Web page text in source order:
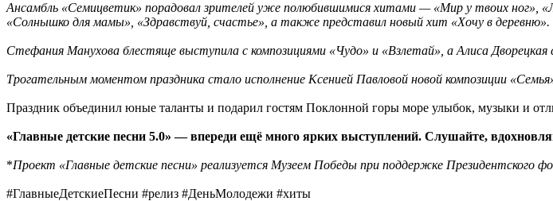
Ансамбль «Семицветик» порадовал зрителей уже полюбившимися хитами — «Мир у твоих ног»,
«Солнышко для мамы», «Здравствуй, счастье», а также представил новый хит «Хочу в деревню».
Стефания Манухова блестяще выступила с композициями «Чудо» и «Взлетай», а Алиса Дворецкая
Трогательным моментом праздника стало исполнение Ксенией Павловой новой композиции
Праздник объединил юные таланты и подарил гостям Поклонной горы море улыбок, музыки и
«Главные детские песни 5.0» — впереди ещё много ярких выступлений. Слушайте,
*Проект «Главные детские песни» реализуется Музеем Победы при поддержке Президентского
#ГлавныеДетскиеПесни #релиз #ДеньМолодежи #хиты